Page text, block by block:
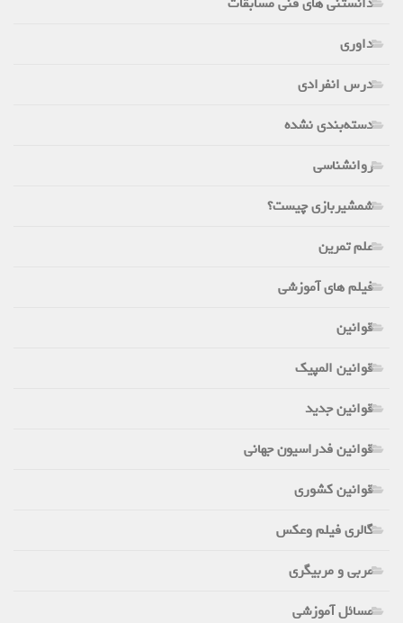
داوری
درس انفرادی
دسته‌بندی نشده
روانشناسی
شمشیربازی چیست؟
علم تمرین
فیلم های آموزشی
قوانین
قوانین المپیک
قوانین جدید
قوانین فدراسیون جهانی
قوانین کشوری
گالری فیلم وعکس
مربی و مربیگری
مسائل آموزشی